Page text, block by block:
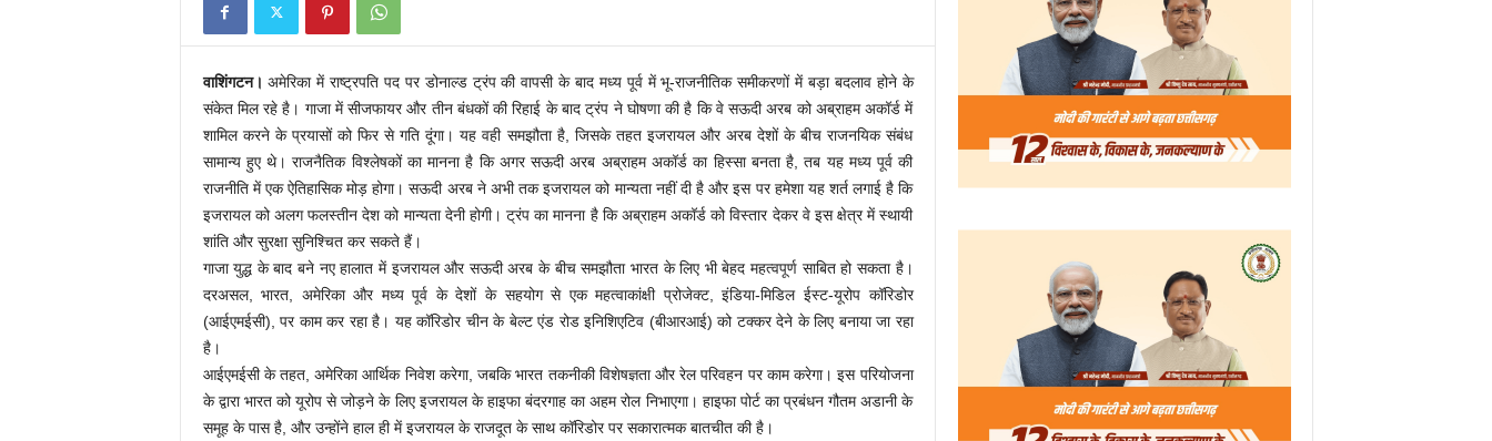
वाशिंगटन।अमेरिका में राष्ट्रपति पद पर डोनाल्ड ट्रंप की वापसी के बाद मध्य पूर्व में भू-राजनीतिक समीकरणों में बड़ा बदलाव होने के
संकेत मिल रहे है। गाजा में सीजफायर और तीन बंधकों की रिहाई के बाद ट्रंप ने घोषणा की है कि वे सऊदी अरब को अब्राहम अकॉर्ड में
शामिल करने के प्रयासों को फिर से गति दूंगा। यह वही समझौता है, जिसके तहत इजरायल और अरब देशों के बीच राजनयिक संबंध
सामान्य हुए थे। राजनैतिक विश्लेषकों का मानना है कि अगर सऊदी अरब अब्राहम अकॉर्ड का हिस्सा बनता है, तब यह मध्य पूर्व की
राजनीति में एक ऐतिहासिक मोड़ होगा। सऊदी अरब ने अभी तक इजरायल को मान्यता नहीं दी है और इस पर हमेशा यह शर्त लगाई है कि
इजरायल को अलग फलस्तीन देश को मान्यता देनी होगी। ट्रंप का मानना है कि अब्राहम अकॉर्ड को विस्तार देकर वे इस क्षेत्र में स्थायी
शांति और सुरक्षा सुनिश्चित कर सकते हैं।
गाजा युद्ध के बाद बने नए हालात में इजरायल और सऊदी अरब के बीच समझौता भारत के लिए भी बेहद महत्वपूर्ण साबित हो सकता है।
दरअसल, भारत, अमेरिका और मध्य पूर्व के देशों के सहयोग से एक महत्वाकांक्षी प्रोजेक्ट, इंडिया-मिडिल ईस्ट-यूरोप कॉरिडोर
(आईएमईसी), पर काम कर रहा है। यह कॉरिडोर चीन के बेल्ट एंड रोड इनिशिएटिव (बीआरआई) को टक्कर देने के लिए बनाया जा रहा
है।
आईएमईसी के तहत, अमेरिका आर्थिक निवेश करेगा, जबकि भारत तकनीकी विशेषज्ञता और रेल परिवहन पर काम करेगा। इस परियोजना
के द्वारा भारत को यूरोप से जोड़ने के लिए इजरायल के हाइफा बंदरगाह का अहम रोल निभाएगा। हाइफा पोर्ट का प्रबंधन गौतम अडानी के
समूह के पास है, और उन्होंने हाल ही में इजरायल के राजदूत के साथ कॉरिडोर पर सकारात्मक बातचीत की है।